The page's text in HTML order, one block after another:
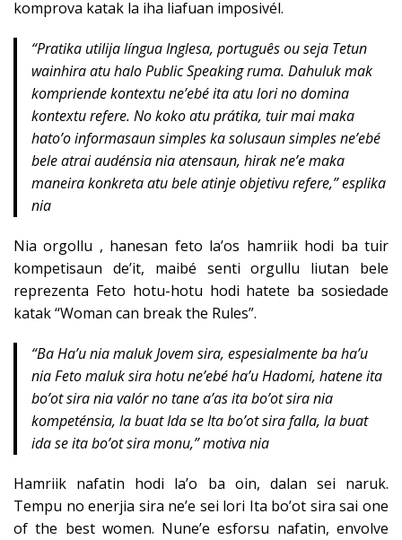
komprova katak la iha liafuan imposivél.
“Pratika utilija língua Inglesa, português ou seja Tetun
wainhira atu halo Public Speaking ruma. Dahuluk mak
kompriende kontextu ne’ebé ita atu lori no domina
kontextu refere. No koko atu prátika, tuir mai maka
hato’o informasaun simples ka solusaun simples ne’ebé
bele atrai audénsia nia atensaun, hirak ne’e maka
maneira konkreta atu bele atinje objetivu refere,” esplika
nia
Nia orgollu , hanesan feto la’os hamriik hodi ba tuir
kompetisaun de’it, maibé senti orgullu liutan bele
reprezenta Feto hotu-hotu hodi hatete ba sosiedade
katak “Woman can break the Rules”.
“Ba Ha’u nia maluk Jovem sira, espesialmente ba ha’u
nia Feto maluk sira hotu ne’ebé ha’u Hadomi, hatene ita
bo’ot sira nia valór no tane a’as ita bo’ot sira nia
kompeténsia, la buat Ida se Ita bo’ot sira falla, la buat
ida se ita bo’ot sira monu,” motiva nia
Hamriik nafatin hodi la’o ba oin, dalan sei naruk.
Tempu no enerjia sira ne’e sei lori Ita bo’ot sira sai one
of the best women. Nune’e esforsu nafatin, envolve